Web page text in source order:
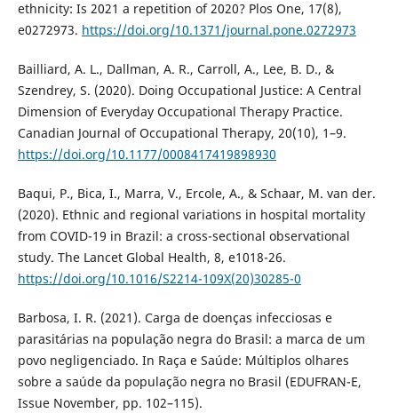
ethnicity: Is 2021 a repetition of 2020? Plos One, 17(8),
e0272973. https://doi.org/10.1371/journal.pone.0272973
Bailliard, A. L., Dallman, A. R., Carroll, A., Lee, B. D., &
Szendrey, S. (2020). Doing Occupational Justice: A Central
Dimension of Everyday Occupational Therapy Practice.
Canadian Journal of Occupational Therapy, 20(10), 1–9.
https://doi.org/10.1177/0008417419898930
Baqui, P., Bica, I., Marra, V., Ercole, A., & Schaar, M. van der.
(2020). Ethnic and regional variations in hospital mortality
from COVID-19 in Brazil: a cross-sectional observational
study. The Lancet Global Health, 8, e1018-26.
https://doi.org/10.1016/S2214-109X(20)30285-0
Barbosa, I. R. (2021). Carga de doenças infecciosas e
parasitárias na população negra do Brasil: a marca de um
povo negligenciado. In Raça e Saúde: Múltiplos olhares
sobre a saúde da população negra no Brasil (EDUFRAN-E,
Issue November, pp. 102–115).